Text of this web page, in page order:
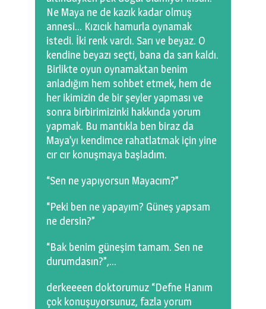
Ne Maya ne de kazık kadar olmuş
annesi… Kızıcık hamurla oynamak
istedi. İki renk vardı. Sarı ve beyaz. O
kendine beyazı seçti, bana da sarı kaldı.
Birlikte oyun oynamaktan benim
anladığım hem sohbet etmek, hem de
her ikimizin de bir şeyler yapması ve
sonra birbirimizinki hakkında yorum
yapmak. Bu mantıkla ben biraz da
Maya’yı kendimce rahatlatmak için yine
cır cır konuşmaya başladım.
“Sen ne yapıyorsun Mayacım?”
“Peki ben ne yapayım? Güneş yapsam
ne dersin?”
“Bak benim güneşim tamam. Sen ne
durumdasın?”,…
derkeeeen doktorumuz “Defne Hanım
çok konuşuyorsunuz, fazla yorum